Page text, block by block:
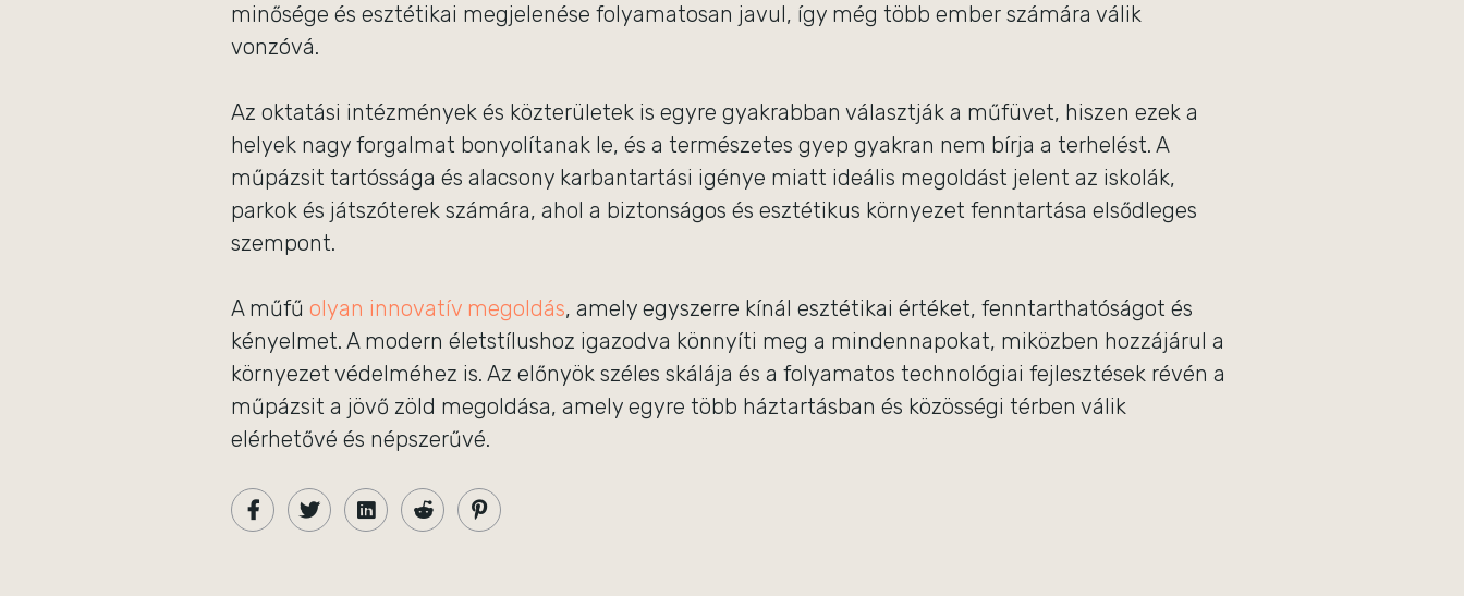
minősége és esztétikai megjelenése folyamatosan javul, így még több ember számára válik
vonzóvá.
Az oktatási intézmények és közterületek is egyre gyakrabban választják a műfüvet, hiszen ezek a
helyek nagy forgalmat bonyolítanak le, és a természetes gyep gyakran nem bírja a terhelést. A
műpázsit tartóssága és alacsony karbantartási igénye miatt ideális megoldást jelent az iskolák,
parkok és játszóterek számára, ahol a biztonságos és esztétikus környezet fenntartása elsődleges
szempont.
A műfű olyan innovatív megoldás, amely egyszerre kínál esztétikai értéket, fenntarthatóságot és
kényelmet. A modern életstílushoz igazodva könnyíti meg a mindennapokat, miközben hozzájárul a
környezet védelméhez is. Az előnyök széles skálája és a folyamatos technológiai fejlesztések révén a
műpázsit a jövő zöld megoldása, amely egyre több háztartásban és közösségi térben válik
elérhetővé és népszerűvé.